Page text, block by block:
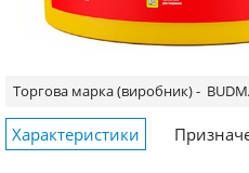
Торгова марка (виробник) -
Характеристики